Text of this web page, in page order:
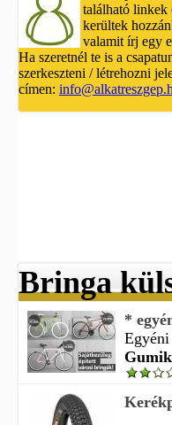
található linkek
kerültek
valamit írj egy
Ha szeretnél te is a
szerkeszteni / létrehozni
címen:
Bringa
*
Gumik